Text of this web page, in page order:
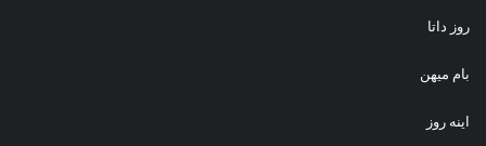
روز داتا
بام میهن
اینه روز